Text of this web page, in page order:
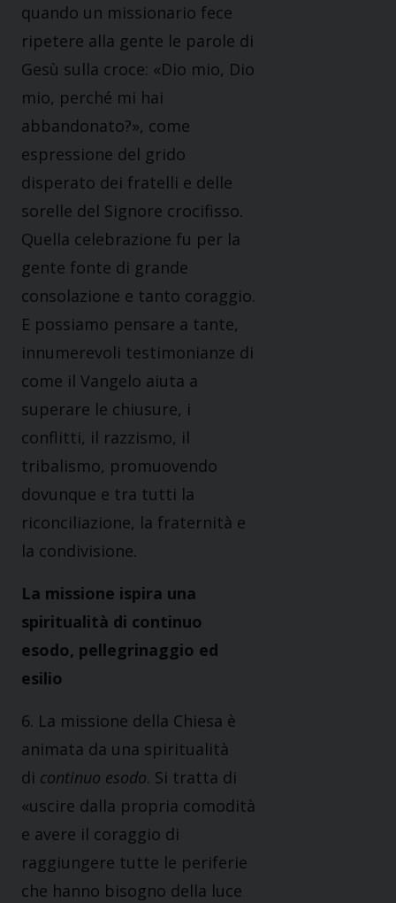
quando un missionario fece
ripetere alla gente le parole di
Gesù sulla croce: «Dio mio, Dio
mio, perché mi hai
abbandonato?», come
espressione del grido
disperato dei fratelli e delle
sorelle del Signore crocifisso.
Quella celebrazione fu per la
gente fonte di grande
consolazione e tanto coraggio.
E possiamo pensare a tante,
innumerevoli testimonianze di
come il Vangelo aiuta a
superare le chiusure, i
conflitti, il razzismo, il
tribalismo, promuovendo
dovunque e tra tutti la
riconciliazione, la fraternità e
la condivisione.
La missione ispira una
spiritualità di continuo
esodo, pellegrinaggio ed
esilio
6. La missione della Chiesa è
animata da una spiritualità
di continuo esodo. Si tratta di
«uscire dalla propria comodità
e avere il coraggio di
raggiungere tutte le periferie
che hanno bisogno della luce